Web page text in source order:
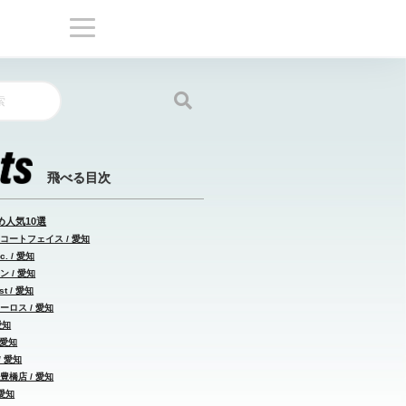
人気10選
ートフェイス / 愛知
/ 愛知
/ 愛知
/ 愛知
ロス / 愛知
知
知
愛知
橋店 / 愛知
知